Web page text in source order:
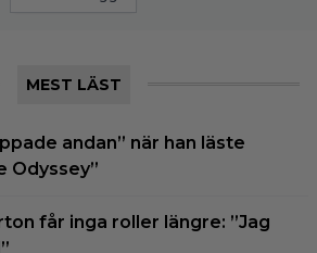
MEST LÄST
andan” när han läste
Odyssey”
får inga roller längre: ”Jag